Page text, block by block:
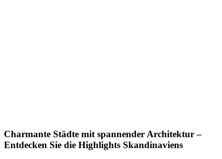
Charmante Städte mit spannender Architektur –
Entdecken Sie die Highlights Skandinaviens